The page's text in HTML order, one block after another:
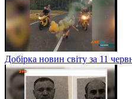
Добірка новин світу за 11